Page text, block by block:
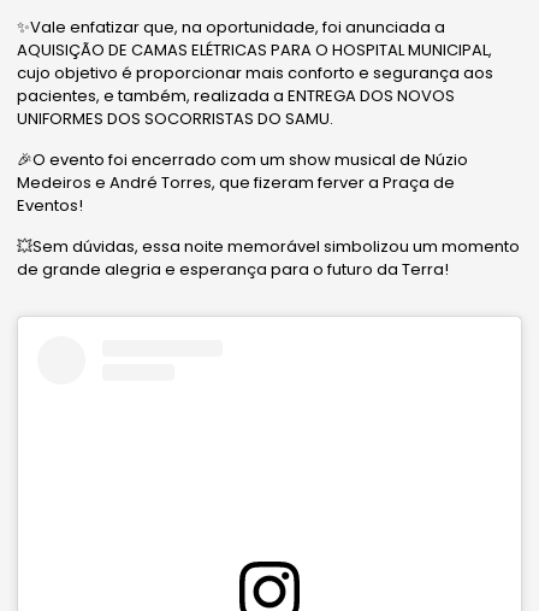
✨Vale enfatizar que, na oportunidade, foi anunciada a
AQUISIÇÃO DE CAMAS ELÉTRICAS PARA O HOSPITAL MUNICIPAL,
cujo objetivo é proporcionar mais conforto e segurança aos
pacientes, e também, realizada a ENTREGA DOS NOVOS
UNIFORMES DOS SOCORRISTAS DO SAMU.
🎉O evento foi encerrado com um show musical de Núzio
Medeiros e André Torres, que fizeram ferver a Praça de
Eventos!
💥Sem dúvidas, essa noite memorável simbolizou um momento
de grande alegria e esperança para o futuro da Terra!